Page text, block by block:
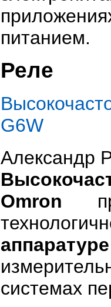
питанием.
Реле
G6W
Александр
Omron
системах